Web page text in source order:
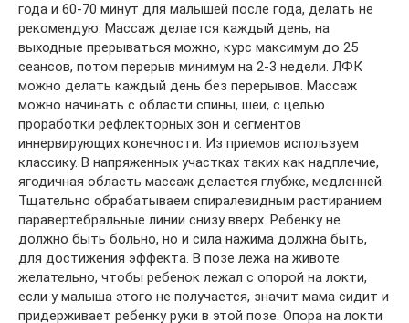
года и 60-70 минут для малышей после года, делать не
рекомендую. Массаж делается каждый день, на
выходные прерываться можно, курс максимум до 25
сеансов, потом перерыв минимум на 2-3 недели. ЛФК
можно делать каждый день без перерывов. Массаж
можно начинать с области спины, шеи, с целью
проработки рефлекторных зон и сегментов
иннервирующих конечности. Из приемов используем
классику. В напряженных участках таких как надплечие,
ягодичная область массаж делается глубже, медленней.
Тщательно обрабатываем спиралевидным растиранием
паравертебральные линии снизу вверх. Ребенку не
должно быть больно, но и сила нажима должна быть,
для достижения эффекта. В позе лежа на животе
желательно, чтобы ребенок лежал с опорой на локти,
если у малыша этого не получается, значит мама сидит и
придерживает ребенку руки в этой позе. Опора на локти